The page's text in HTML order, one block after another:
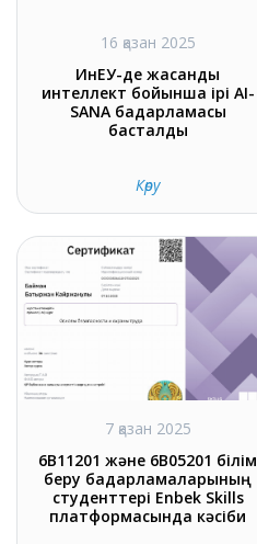
16 қазан 2025
ИнЕУ-де жасанды
интеллект бойынша ірі AI-
SANA бағдарламасы
басталды
Көру
7 қазан 2025
6В11201 және 6В05201 білім
беру бағдарламаларының
студенттері Enbek Skills
платформасында кәсіби